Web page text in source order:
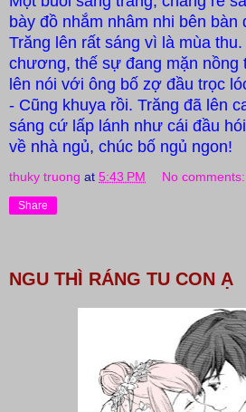
bày đồ nhắm nhâm nhi bên bàn
Trăng lên rất sáng vì là mùa
chương, thế sự đang mặn nồng
lên nói với ông bố zợ đầu trọc
- Cũng khuya rồi. Trăng đã lên
sáng cứ lấp lánh như cái đầu
về nhà ngủ, chúc bố ngủ ngon!
thuky truong at 5:43 PM No comments:
Share
NGU THÌ RÁNG TU CON Ạ